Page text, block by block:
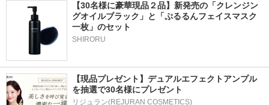
【30名様に豪華現品２品】新発売の「クレンジン
グオイルブラック」と「ぷるるんフェイスマスク
一枚」のセット
SHIRORU
【現品プレゼント】デュアルエフェクトアンプル
を抽選で30名様にプレゼント
リジュラン(REJURAN COSMETICS)